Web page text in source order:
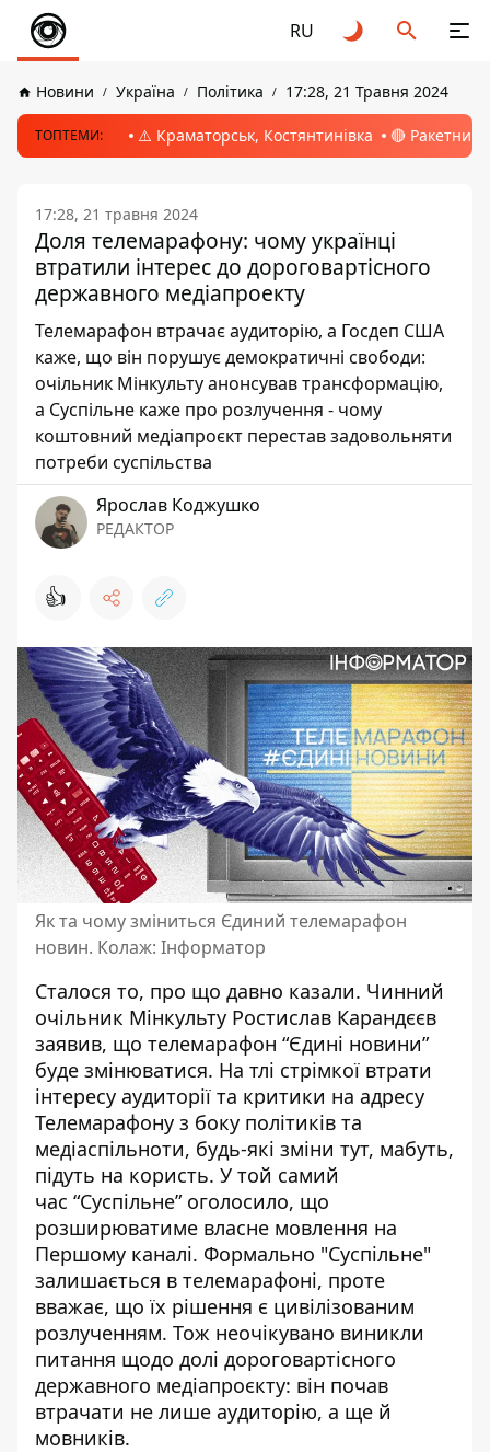
RU
Новини Україна Політика 17:28, 21 Травня 2024
ТОПТЕМИ: ⚠️ Краматорськ, Костянтинівка 🔴 Ракетний
17:28, 21 травня 2024
Доля телемарафону: чому українці
втратили інтерес до дороговартісного
державного медіапроекту
Телемарафон втрачає аудиторію, а Госдеп США
каже, що він порушує демократичні свободи:
очільник Мінкульту анонсував трансформацію,
а Суспільне каже про розлучення - чому
коштовний медіапроєкт перестав задовольняти
потреби суспільства
Ярослав Коджушко
РЕДАКТОР
👍
Як та чому зміниться Єдиний телемарафон
новин. Колаж: Інформатор
Сталося то, про що давно казали. Чинний
очільник Мінкульту Ростислав Карандєєв
заявив, що телемарафон “Єдині новини”
буде змінюватися. На тлі стрімкої втрати
інтересу аудиторії та критики на адресу
Телемарафону з боку політиків та
медіаспільноти, будь-які зміни тут, мабуть,
підуть на користь. У той самий
час “Суспільне” оголосило, що
розширюватиме власне мовлення на
Першому каналі. Формально "Суспільне"
залишається в телемарафоні, проте
вважає, що їх рішення є цивілізованим
розлученням. Тож неочікувано виникли
питання щодо долі дороговартісного
державного медіапроєкту: він почав
втрачати не лише аудиторію, а ще й
мовників.